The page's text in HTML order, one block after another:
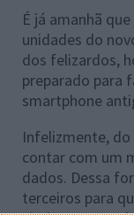
É já amanhã
unidades do
dos felizardos,
preparado para
smartphone
Infelizmente,
contar com um
dados. Dessa
terceiros para